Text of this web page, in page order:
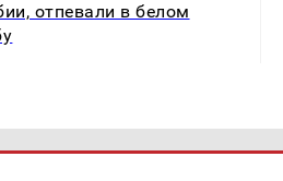
отпевали в белом